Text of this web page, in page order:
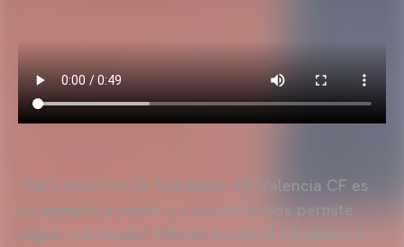
“Para nosotros la Academia del Valencia CF es
un ejemplo a seguir y a nosotros nos permite
seguir creciendo” indican desde el CF Atlético